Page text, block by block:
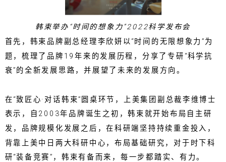
韩束举办“时间的想象力”2022科学发布会
首先，韩束品牌副总经理李欣妍以“时间的无限想象力”为
题，梳理了品牌19年来的发展历程，分享了专研“科学抗
衰”的全新发展思路，并展望了未来的发展方向。
在“致匠心·对话韩束”圆桌环节，上美集团副总裁李维博士
表示，自2003年品牌诞生之初，韩束就开始布局自主研
发，品牌规模化发展之后，在科研端坚持持续重金投入，
背靠上美中日两大科研中心，布局基础研究，对于时下科
研“装备竞赛”，韩束有备而来，每一步都踏实、有力。